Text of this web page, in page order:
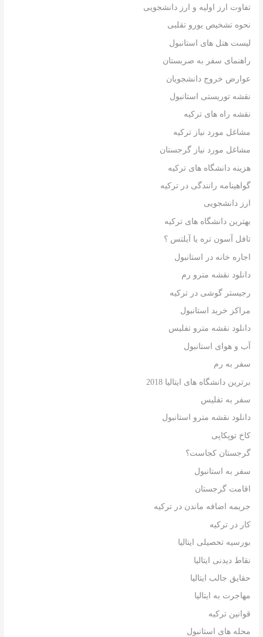
تفاوت ارز اولیه و ارز دانشجویی
نحوه تشخیص یورو تقلبی
لیست هتل های استانبول
راهنمای سفر به صربستان
عوارض خروج دانشجویان
نقشه توریستی استانبول
نقشه راه های ترکیه
مشاغل مورد نیاز ترکیه
مشاغل مورد نیاز گرجستان
هزینه دانشگاه های ترکیه
گواهینامه رانندگی در ترکیه
ارز دانشجویی
بهترین دانشگاه های ترکیه
تافل آسون تره یا آیلتس ؟
اجاره خانه در استانبول
دانلود نقشه مترو رم
رجیستر گوشی در ترکیه
مراکز خرید استانبول
دانلود نقشه مترو تفلیس
آب و هوای استانبول
سفر به رم
برترین دانشگاه های ایتالیا 2018
سفر به تفلیس
دانلود نقشه مترو استانبول
کاخ توپکاپی
گرجستان کجاست؟
سفر به استانبول
اقامت گرجستان
جریمه اضافه ماندن در ترکیه
کار در ترکیه
بورسیه تحصیلی ایتالیا
نقاط دیدنی ایتالیا
حقایق جالب ایتالیا
مهاجرت به ایتالیا
قوانین ترکیه
محله های استانبول